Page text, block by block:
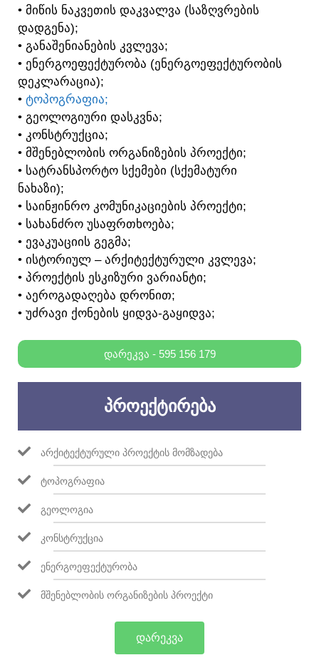
• ᲛᲘᲬᲘᲡ ᲜᲐᲙᲕᲔᲗᲘᲡ ᲓᲐᲙᲕᲐᲚᲕᲐ (ᲡᲐᲖᲦᲕᲠᲔᲑᲘᲡ
ᲓᲐᲓᲒᲔᲜᲐ);
• ᲒᲐᲜᲐᲨᲔᲜᲘᲐᲜᲔᲑᲘᲡ ᲙᲕᲚᲔᲕᲐ;
• ᲔᲜᲔᲠᲒᲝᲔᲤᲔᲥᲢᲣᲠᲝᲑᲐ (ᲔᲜᲔᲠᲒᲝᲔᲤᲔᲥᲢᲣᲠᲝᲑᲘᲡ
ᲓᲔᲙᲚᲐᲠᲐᲪᲘᲐ);
• ᲢᲝᲞᲝᲒᲠᲐᲤᲘᲐ;
• ᲒᲔᲝᲚᲝᲒᲘᲣᲠᲘ ᲓᲐᲡᲙᲕᲜᲐ;
• ᲙᲝᲜᲡᲢᲠᲣᲥᲪᲘᲐ;
• ᲛᲨᲔᲜᲔᲑᲚᲝᲑᲘᲡ ᲝᲠᲒᲐᲜᲘᲖᲔᲑᲘᲡ ᲞᲠᲝᲔᲥᲢᲘ;
• ᲡᲐᲢᲠᲐᲜᲡᲞᲝᲠᲢᲝ ᲡᲥᲔᲛᲔᲑᲘ (ᲡᲥᲔᲛᲐᲢᲣᲠᲘ
ᲜᲐᲮᲐᲖᲘ);
• ᲡᲐᲘᲜᲟᲘᲜᲠᲝ ᲙᲝᲛᲣᲜᲘᲙᲐᲪᲘᲔᲑᲘᲡ ᲞᲠᲝᲔᲥᲢᲘ;
• ᲡᲐᲮᲐᲜᲫᲠᲝ ᲣᲡᲐᲤᲠᲗᲮᲝᲔᲑᲐ;
• ᲔᲕᲐᲙᲣᲐᲪᲘᲘᲡ ᲒᲔᲒᲛᲐ;
• ᲘᲡᲢᲝᲠᲘᲣᲚ – ᲐᲠᲥᲘᲢᲔᲥᲢᲣᲠᲣᲚᲘ ᲙᲕᲚᲔᲕᲐ;
• ᲞᲠᲝᲔᲥᲢᲘᲡ ᲔᲡᲙᲘᲖᲣᲠᲘ ᲕᲐᲠᲘᲐᲜᲢᲘ;
• ᲐᲔᲠᲝᲒᲐᲓᲐᲦᲔᲑᲐ ᲓᲠᲝᲜᲘᲗ;
• ᲣᲫᲠᲐᲕᲘ ᲥᲝᲜᲔᲑᲘᲡ ᲧᲘᲓᲕᲐ-ᲒᲐᲧᲘᲓᲕᲐ;
ᲓᲐᲠᲔᲙᲕᲐ - 595 156 179
ᲞᲠᲝᲔᲥᲢᲘᲠᲔᲑᲐ
ᲐᲠᲥᲘᲢᲔᲥᲢᲣᲠᲣᲚᲘ ᲞᲠᲝᲔᲥᲢᲘᲡ ᲛᲝᲛᲖᲐᲓᲔᲑᲐ
ᲢᲝᲞᲝᲒᲠᲐᲤᲘᲐ
ᲒᲔᲝᲚᲝᲒᲘᲐ
ᲙᲝᲜᲡᲢᲠᲣᲥᲪᲘᲐ
ᲔᲜᲔᲠᲒᲝᲔᲤᲔᲥᲢᲣᲠᲝᲑᲐ
ᲛᲨᲔᲜᲔᲑᲚᲝᲑᲘᲡ ᲝᲠᲒᲐᲜᲘᲖᲔᲑᲘᲡ ᲞᲠᲝᲔᲥᲢᲘ
ᲓᲐᲠᲔᲙᲕᲐ